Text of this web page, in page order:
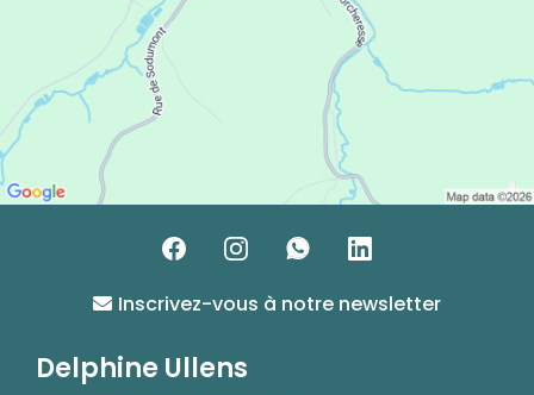
Inscrivez-vous à notre newsletter
Delphine Ullens